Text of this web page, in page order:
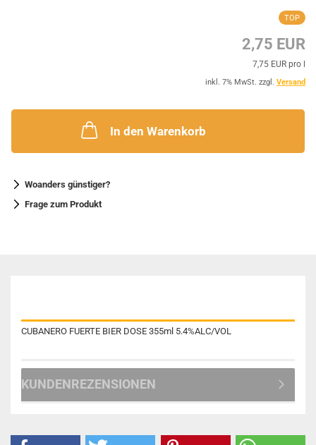
TOP
2,75 EUR
7,75 EUR pro l
inkl. 7% MwSt. zzgl. Versand
In den Warenkorb
Woanders günstiger?
Frage zum Produkt
CUBANERO FUERTE BIER DOSE 355ml 5.4%ALC/VOL
KUNDENREZENSIONEN